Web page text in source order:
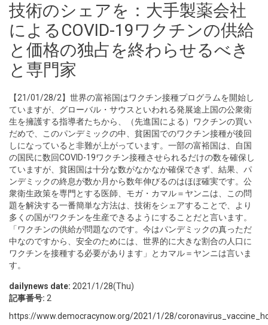
技術のシェアを：大手製薬会社
によるCOVID-19ワクチンの供給
と価格の独占を終わらせるべき
と専門家
【21/01/28/2】世界の富裕国はワクチン接種プログラムを開始し
ていますが、グローバル・サウスといわれる発展途上国の公衆衛
生を擁護する指導者たちから、（先進国による）ワクチンの買い
だめで、このパンデミックの中、貧困国でのワクチン接種が後回
しになっていると非難が上がっています。一部の富裕国は、自国
の国民に数回COVID-19ワクチン接種させられるだけの数を確保し
ていますが、貧困国は十分な数がなかなか確保できず、結果、パ
ンデミックの終息が数か月から数年伸びるのはほぼ確実です。公
衆衛生政策を専門とする医師、モガ・カマル＝ヤンニは、この問
題を解決する一番簡単な方法は、技術をシェアすることで、より
多くの国がワクチンを生産できるようにすることだと言います。
「ワクチンの供給が問題なのです。今はパンデミックの真っただ
中なのですから、安全のためには、世界的に大きな割合の人口に
ワクチンを接種する必要があります」とカマル＝ヤンニは言いま
す。
dailynews date: 2021/1/28(Thu)
記事番号: 2
https://www.democracynow.org/2021/1/28/